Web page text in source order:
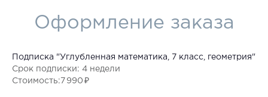
Оформление заказа
Подписка "Углубленная математика, 7 класс, геометрия"
Срок подписки: 4 недели
Стоимость: 7 990 ₽